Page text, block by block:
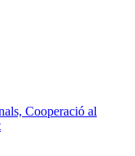
Cooperació al